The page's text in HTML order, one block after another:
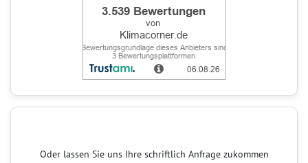
Oder lassen Sie uns Ihre schriftlich Anfrage zukommen